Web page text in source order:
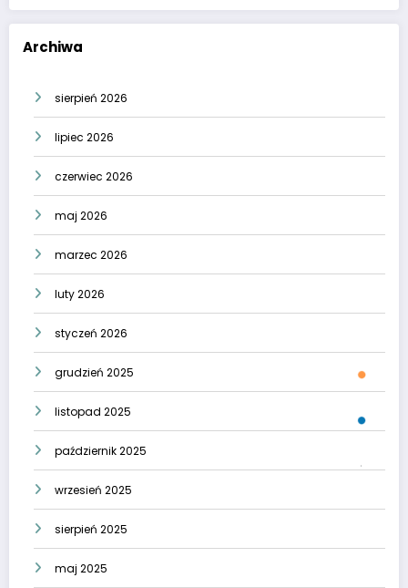
Archiwa
sierpień 2026
lipiec 2026
czerwiec 2026
maj 2026
marzec 2026
luty 2026
styczeń 2026
grudzień 2025
listopad 2025
październik 2025
wrzesień 2025
sierpień 2025
maj 2025